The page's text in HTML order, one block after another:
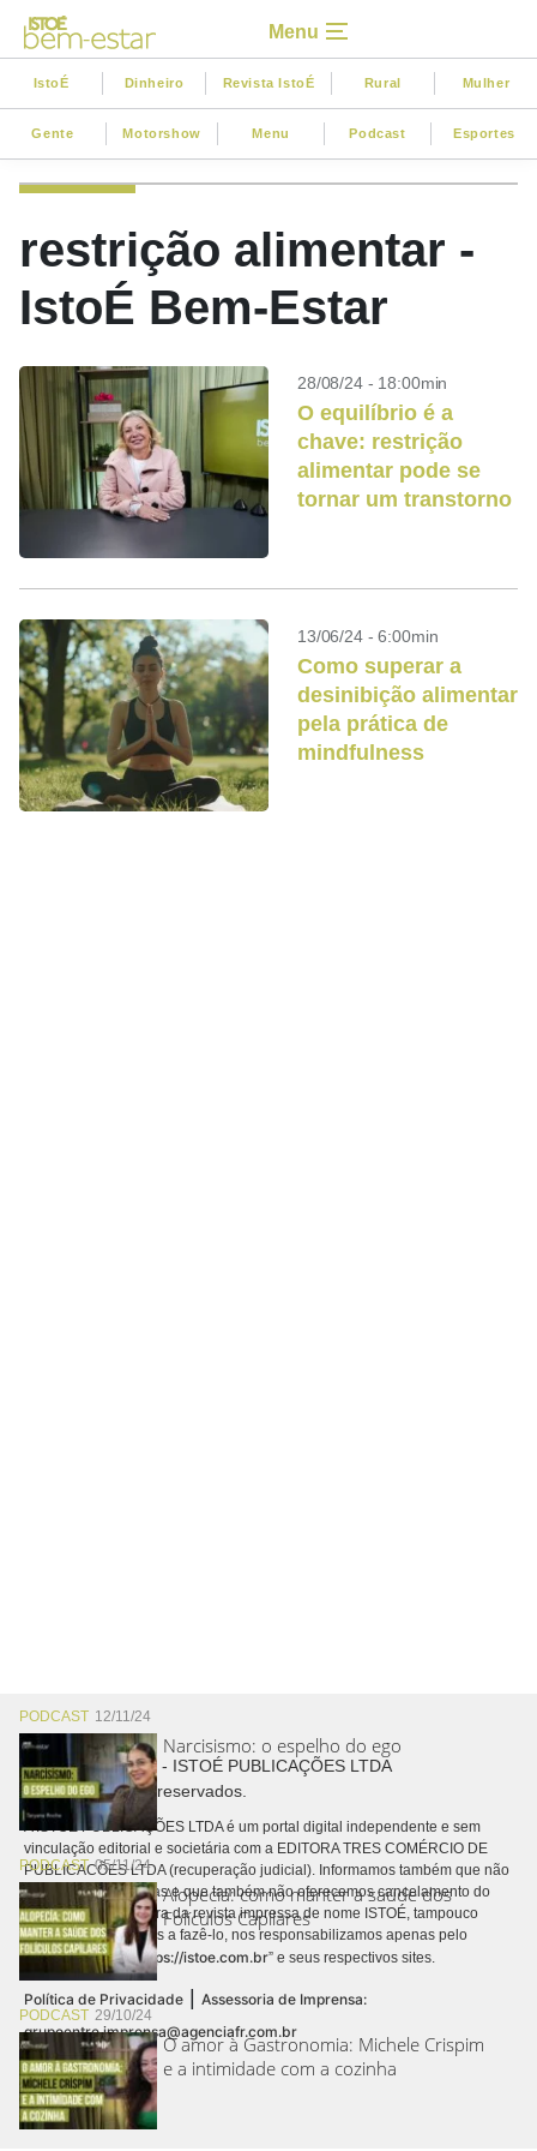
Menu
IstoÉ Dinheiro Revista IstoÉ Rural Mulher
Gente Motorshow Menu Podcast Esportes
restrição alimentar -
IstoÉ Bem-Estar
28/08/24 - 18:00min
O equilíbrio é a
chave: restrição
alimentar pode se
tornar um transtorno
13/06/24 - 6:00min
Como superar a
desinibição alimentar
pela prática de
mindfulness
PODCAST 12/11/24
Narcisismo: o espelho do ego
PODCAST05/11/24
Alopecia: como manter a saúde dos
Folículos Capilares
PODCAST 29/10/24
O amor à Gastronomia: Michele Crispim
e a intimidade com a cozinha
Copyright © 2026 - ISTOÉ PUBLICAÇÕES LTDA
Todos os direitos reservados.
A ISTOÉ PUBLICAÇÕES LTDA é um portal digital independente e sem
vinculação editorial e societária com a EDITORA TRES COMÉRCIO DE
PUBLICACÕES LTDA (recuperação judicial). Informamos também que não
realizamos cobranças e que também não oferecemos cancelamento do
contrato de assinatura da revista impressa de nome ISTOÉ, tampouco
autorizamos terceiros a fazê-lo, nos responsabilizamos apenas pelo
conteúdo digital “https://istoe.com.br” e seus respectivos sites.
Política de Privacidade | Assessoria de Imprensa:
grupoentre.imprensa@agenciafr.com.br